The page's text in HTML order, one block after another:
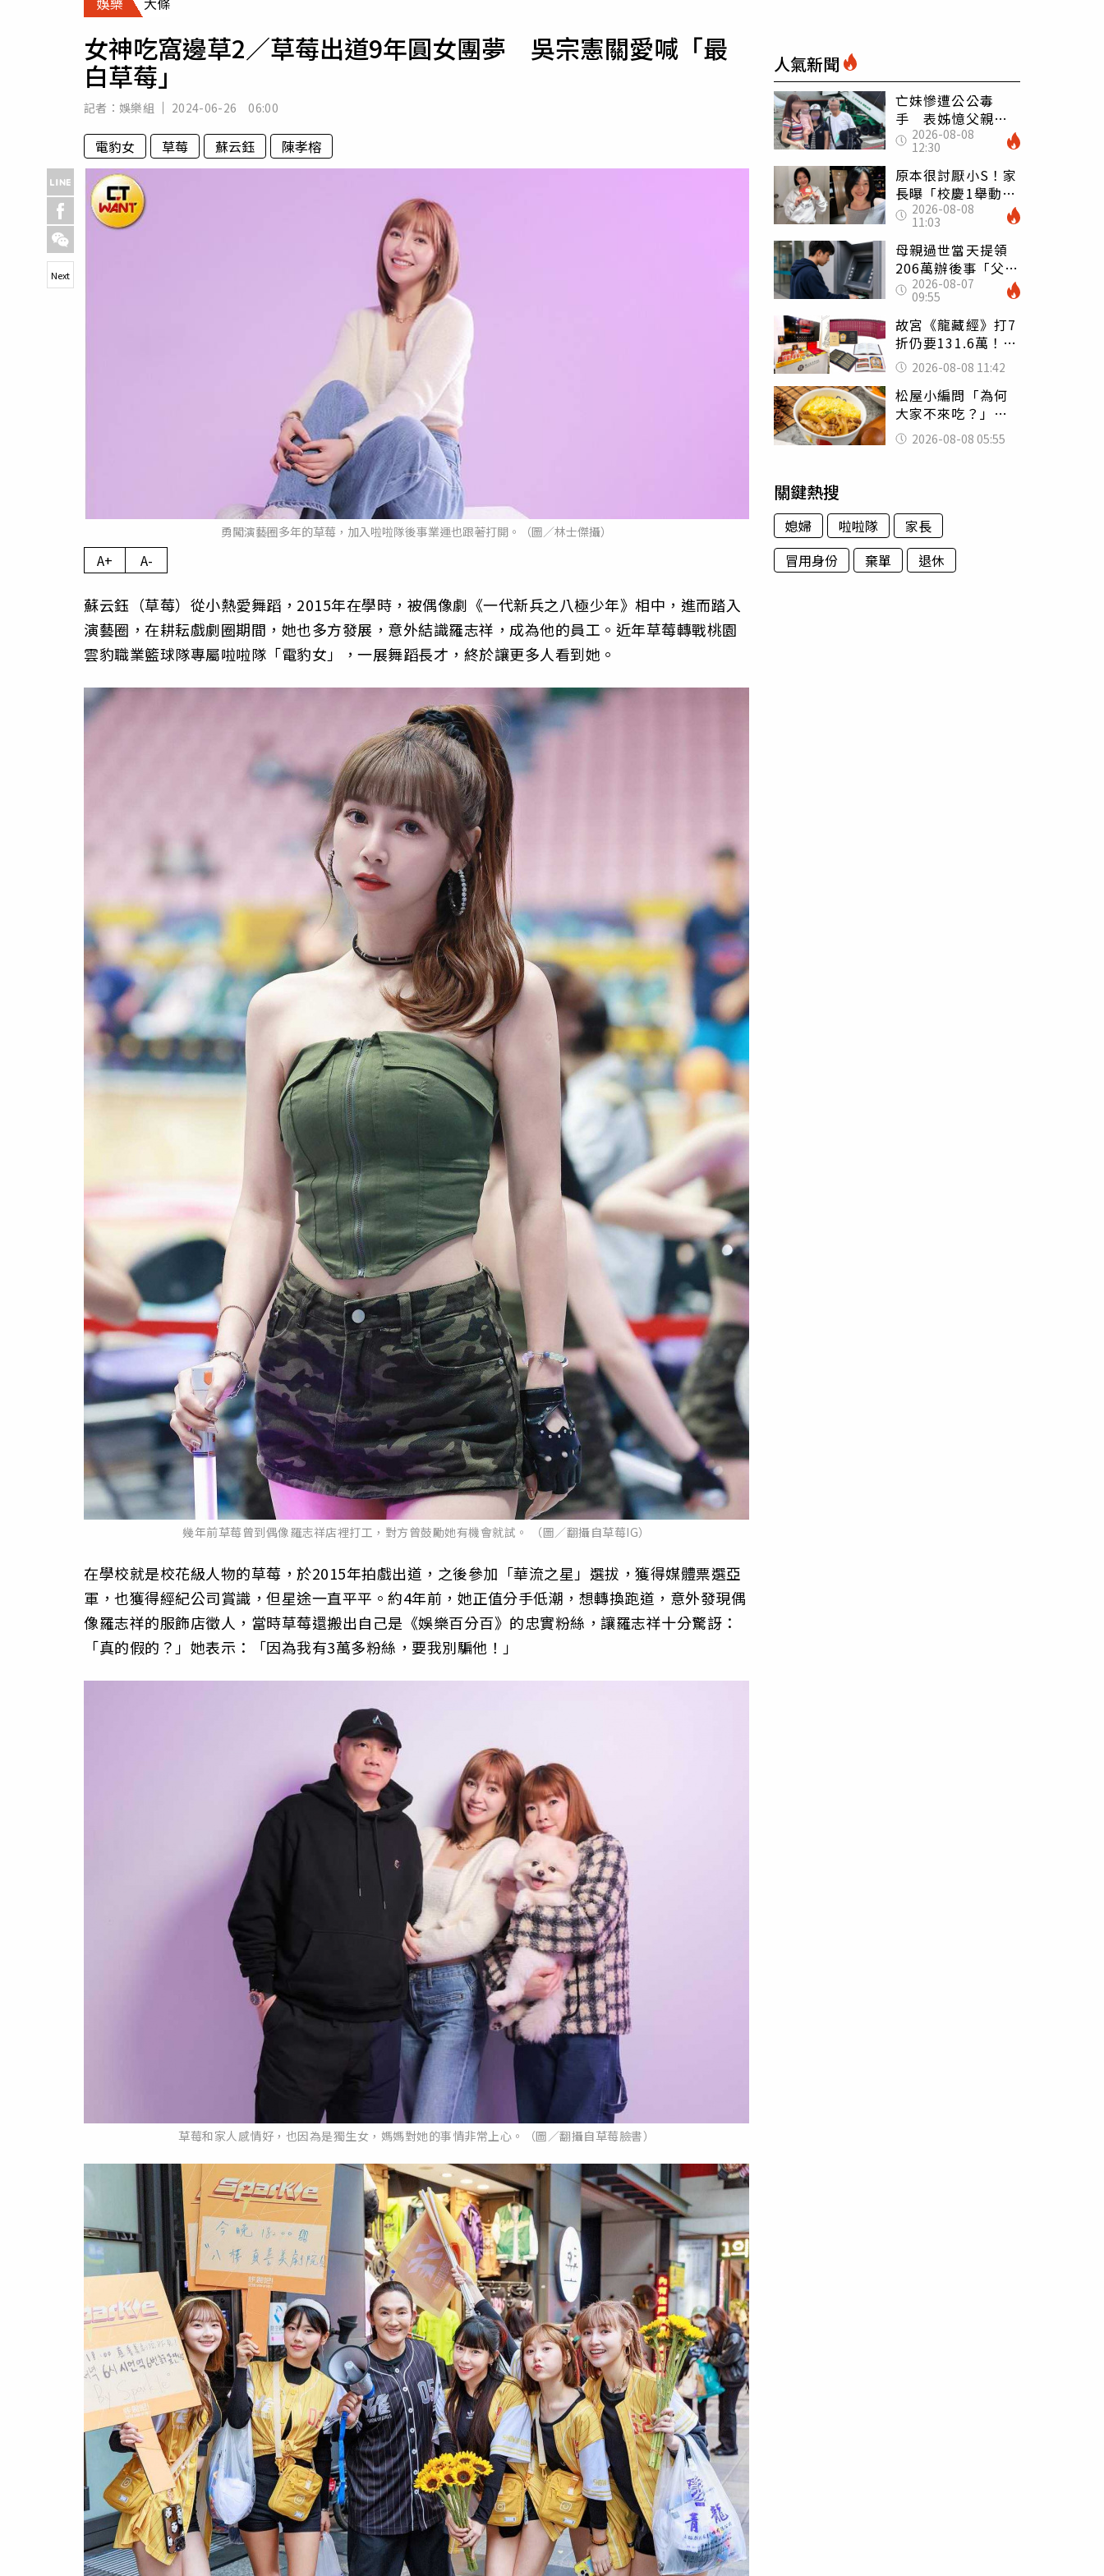
專欄
運勢
女神吃窩邊草2／草莓出道9年圓女團夢 吳宗憲關愛喊「最
白草莓」
記者： 娛樂組 2024-06-26 06:00
電豹女 草莓 蘇云鈺 陳孝榕
勇闖演藝圈多年的草莓，加入啦啦隊後事業運也跟著打開。（圖／林士傑攝）
Next
A+ A-
蘇云鈺（草莓）從小熱愛舞蹈，2015年在學時，被偶像劇《一代新兵之八極少年》相中，進而踏入
演藝圈，在耕耘戲劇圈期間，她也多方發展，意外結識羅志祥，成為他的員工。近年草莓轉戰桃園
雲豹職業籃球隊專屬啦啦隊「電豹女」，一展舞蹈長才，終於讓更多人看到她。
幾年前草莓曾到偶像羅志祥店裡打工，對方曾鼓勵她有機會就試。 （圖／翻攝自草莓IG）
在學校就是校花級人物的草莓，於2015年拍戲出道，之後參加「華流之星」選拔，獲得媒體票選亞
軍，也獲得經紀公司賞識，但星途一直平平。約4年前，她正值分手低潮，想轉換跑道，意外發現偶
像羅志祥的服飾店徵人，當時草莓還搬出自己是《娛樂百分百》的忠實粉絲，讓羅志祥十分驚訝：
「真的假的？」她表示：「因為我有3萬多粉絲，要我別騙他！」
草莓和家人感情好，也因為是獨生女，媽媽對她的事情非常上心。（圖／翻攝自草莓臉書）
人氣新聞
亡妹慘遭公公毒
手 表姊憶父親節
前夕：小舅舅仍到
殯儀館陪她說話
2026-08-08
12:30
原本很討厭小S！家
長曝「校慶1舉動」
讓她徹底改觀 網
友洗版認證
2026-08-08
11:03
母親過世當天提領
206萬辦後事「父子
遭判刑」 律師：
搶錢先下手是罪
2026-08-07
09:55
故宮《龍藏經》打7
折仍要131.6萬！
店員曝：有人原價
188萬付現購買
2026-08-08 11:42
松屋小編問「為何
大家不來吃？」
一票人點出3大問
題：滿手好牌打到
2026-08-08 05:55
關鍵熱搜
媳婦 啦啦隊
家長
冒用身份
棄單 退休